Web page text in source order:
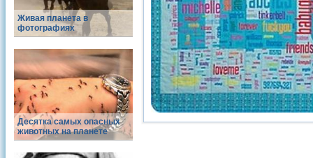
Живая планета в
фотографиях
Десятка самых опасных
животных на планете